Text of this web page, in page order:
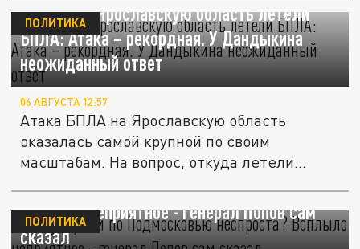
Откуда на Ярославскую область летели
БПЛА: Атака – рекордная. У Дандыкина
неожиданный ответ
ПОЛИТИКА
06 АВГУСТА 12:57
Атака БПЛА на Ярославскую область
оказалась самой крупной по своим
масштабам. На вопрос, откуда летели
ВСУ ударили по Подмосковью неспроста?
Всплыло неприятное - генерал Попов сам
сказал
ПОЛИТИКА